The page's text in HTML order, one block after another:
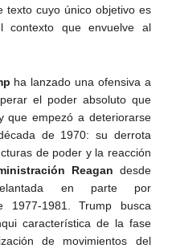
texto cuyo único objetivo es
contexto que envuelve al
ha lanzado una ofensiva a
el poder absoluto que
que empezó a deteriorarse
de 1970: su derrota
de poder y la reacción
Reagan desde
en parte por
1977-1981. Trump busca
característica de la fase
de movimientos del